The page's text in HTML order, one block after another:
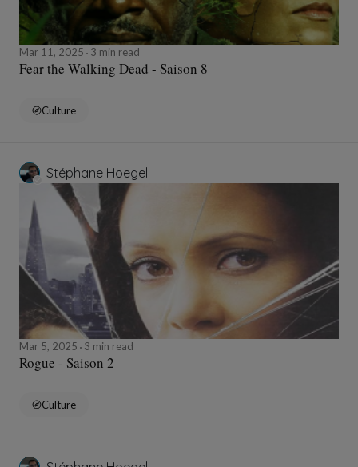
Mar 11, 2025 3 min read
Fear the Walking Dead - Saison 8
Culture
Stéphane Hoegel
Mar 5, 2025 3 min read
Rogue - Saison 2
Culture